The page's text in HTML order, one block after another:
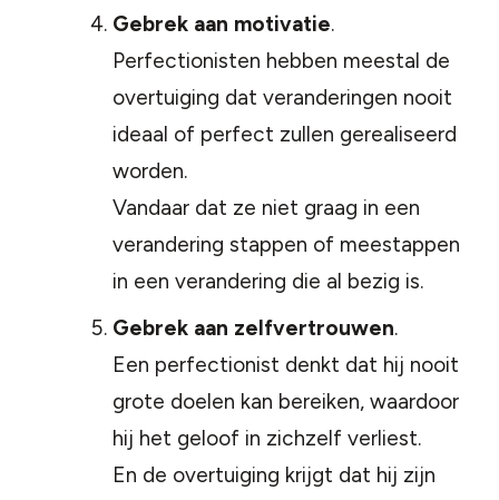
Gebrek aan motivatie.
Perfectionisten hebben meestal de
overtuiging dat veranderingen nooit
ideaal of perfect zullen gerealiseerd
worden.
Vandaar dat ze niet graag in een
verandering stappen of meestappen
in een verandering die al bezig is.
Gebrek aan zelfvertrouwen.
Een perfectionist denkt dat hij nooit
grote doelen kan bereiken, waardoor
hij het geloof in zichzelf verliest.
En de overtuiging krijgt dat hij zijn